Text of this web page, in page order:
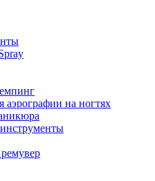
аэрографии на ногтях